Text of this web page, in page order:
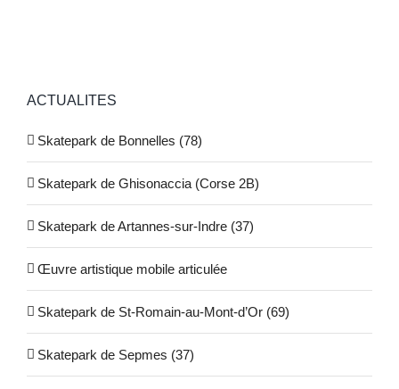
ACTUALITES
Skatepark de Bonnelles (78)
Skatepark de Ghisonaccia (Corse 2B)
Skatepark de Artannes-sur-Indre (37)
Œuvre artistique mobile articulée
Skatepark de St-Romain-au-Mont-d’Or (69)
Skatepark de Sepmes (37)